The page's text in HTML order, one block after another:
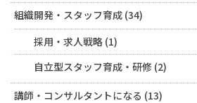
組織開発・スタッフ育成 (34)
採用・求人戦略 (1)
自立型スタッフ育成・研修 (2)
講師・コンサルタントになる (13)